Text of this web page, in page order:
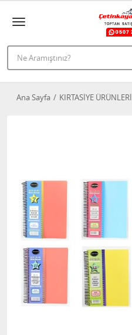
Ana Sayfa KIRTASİYE ÜRÜNLERİ